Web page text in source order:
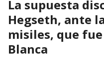
La supuesta
Hegseth, ante
misiles, que
Blanca